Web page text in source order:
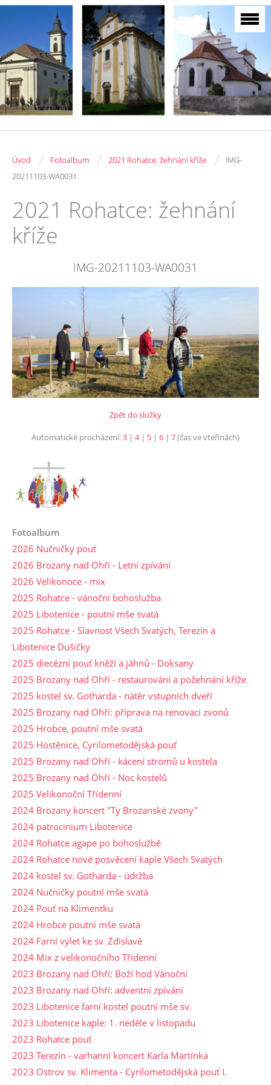
Úvod / Fotoalbum / 2021 Rohatce: žehnání kříže /
IMG-
20211103-WA0031
2021 Rohatce: žehnání
kříže
IMG-20211103-WA0031
Zpět do složky
Automatické procházení:3 | 4| 5 | 6 | 7(čas ve vteřinách)
Fotoalbum
2026 Nučničky pouť
2026 Brozany nad Ohří - Letní zpívání
2026 Velikonoce - mix
2025 Rohatce - vánoční bohoslužba
2025 Libotenice - poutní mše svatá
2025 Rohatce - Slavnost Všech Svatých, Terezín a
Libotenice Dušičky
2025 diecézní pouť kněží a jáhnů - Doksany
2025 Brozany nad Ohří - restaurování a požehnání kříže
2025 kostel sv. Gotharda - nátěr vstupních dveří
2025 Brozany nad Ohří: příprava na renovaci zvonů
2025 Hrobce, poutní mše svatá
2025 Hostěnice, Cyrilometodějská pouť
2025 Brozany nad Ohří - kácení stromů u kostela
2025 Brozany nad Ohří - Noc kostelů
2025 Velikonoční Třídenní
2024 Brozany koncert "Ty Brozanské zvony"
2024 patrocinium Libotenice
2024 Rohatce agape po bohoslužbě
2024 Rohatce nové posvěcení kaple Všech Svatých
2024 kostel sv. Gotharda - údržba
2024 Nučničky poutní mše svatá
2024 Pouť na Klimentku
2024 Hrobce poutní mše svatá
2024 Farní výlet ke sv. Zdislavě
2024 Mix z velikonočního Třídenní
2023 Brozany nad Ohří: Boží hod Vánoční
2023 Brozany nad Ohří: adventní zpívání
2023 Libotenice farní kostel poutní mše sv.
2023 Libotenice kaple: 1. neděle v listopadu
2023 Rohatce pouť
2023 Terezín - varhanní koncert Karla Martínka
2023 Ostrov sv. Klimenta - Cyrilometodějská pouť I.